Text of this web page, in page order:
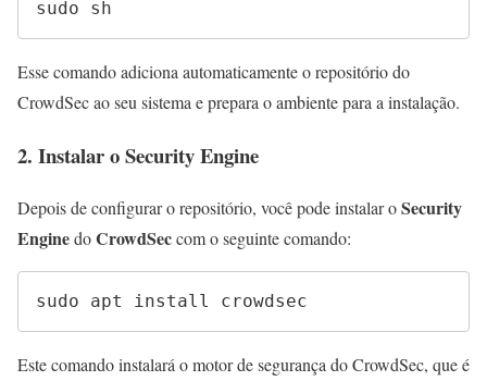
sudo sh
Esse comando adiciona automaticamente o repositório do
CrowdSec ao seu sistema e prepara o ambiente para a instalação.
2. Instalar o Security Engine
Depois de configurar o repositório, você pode instalar oSecurity
EnginedoCrowdSeccom o seguinte comando:
sudo apt install crowdsec
Este comando instalará o motor de segurança do CrowdSec, que é